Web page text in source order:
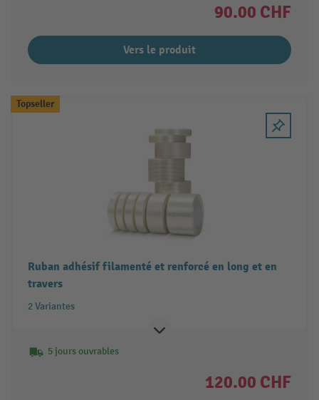
90.00 CHF
Vers le produit
Topseller
Ruban adhésif filamenté et renforcé en long et en
travers
2 Variantes
5 jours ouvrables
120.00 CHF